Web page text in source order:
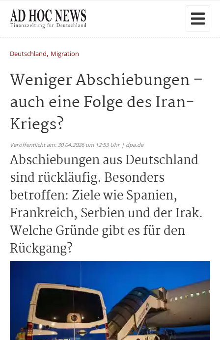
Deutschland, Migration
Weniger Abschiebungen –
auch eine Folge des Iran-
Kriegs?
Veröffentlicht am: 30.04.2026 um 12:53 Uhr | dpa.de
Abschiebungen aus Deutschland
sind rückläufig. Besonders
betroffen: Ziele wie Spanien,
Frankreich, Serbien und der Irak.
Welche Gründe gibt es für den
Rückgang?